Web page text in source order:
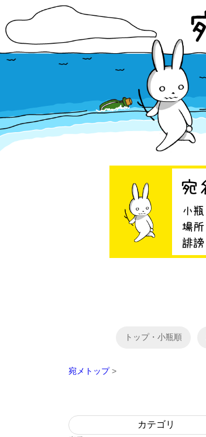
トップ・小瓶順
宛メトップ >
カテゴリ